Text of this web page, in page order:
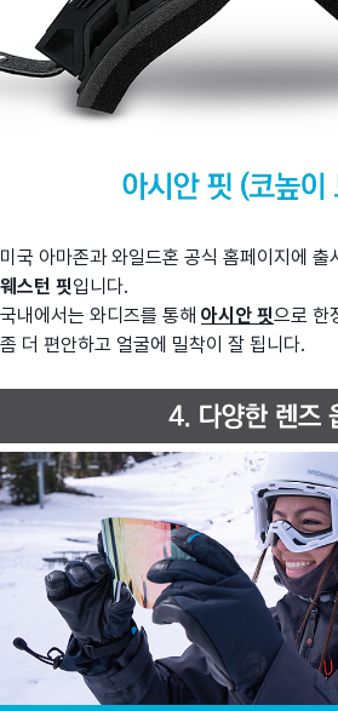
미국 아마존과 와일드혼 공식 홈페이지에 출
웨스턴 핏입니다.
국내에서는 와디즈를 통해 아시안 핏으로 한
좀 더 편안하고 얼굴에 밀착이 잘 됩니다.